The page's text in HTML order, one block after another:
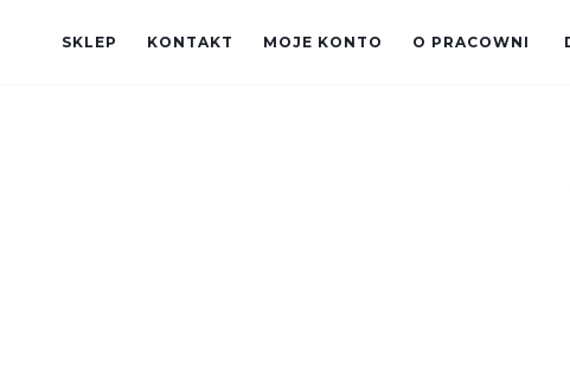
SKLEP KONTAKT MOJE KONTO O PRACOWNI